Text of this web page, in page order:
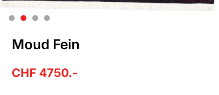
Moud Fein
CHF 4750.-